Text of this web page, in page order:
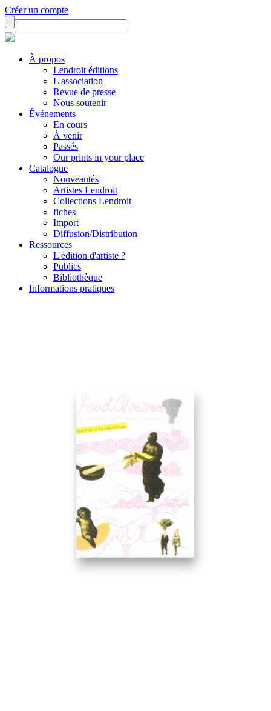
Créer un compte
À propos
Lendroit éditions
L'association
Revue de presse
Nous soutenir
Événements
En cours
À venir
Passés
Our prints in your place
Catalogue
Nouveautés
Artistes Lendroit
Collections Lendroit
fiches
Import
Diffusion/Distribution
Ressources
L'édition d'artiste ?
Publics
Bibliothèque
Informations pratiques